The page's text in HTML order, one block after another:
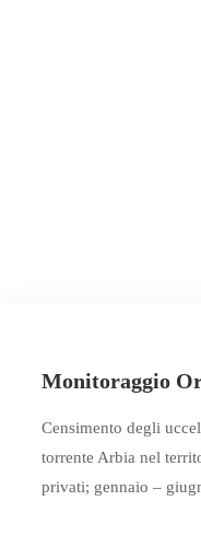
1
Monitoraggio
Censimento degli
torrente Arbia nel
privati; gennaio –